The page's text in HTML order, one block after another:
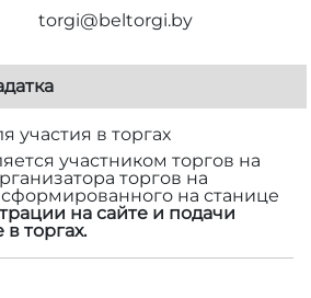
torgi@beltorgi.by
участия в торгах
участником торгов на
торгов на
на станице
на сайте и подачи
в торгах.